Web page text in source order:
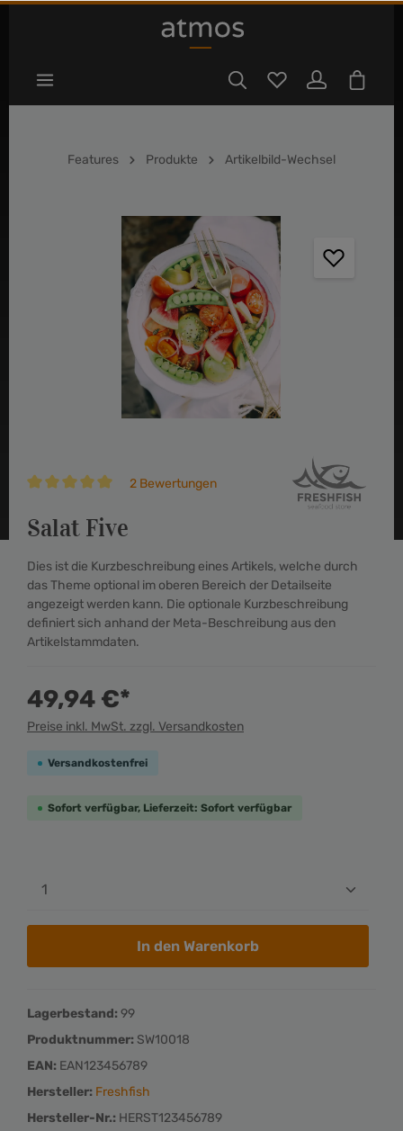
Features Produkte Artikelbild-Wechsel
Durchschnittliche Bewertung von 5 von 5 Sternen
2 Bewertungen
Salat Five
Dies ist die Kurzbeschreibung eines Artikels, welche durch
das Theme optional im oberen Bereich der Detailseite
angezeigt werden kann. Die optionale Kurzbeschreibung
definiert sich anhand der Meta-Beschreibung aus den
Artikelstammdaten.
49,94 €*
Preise inkl. MwSt. zzgl. Versandkosten
Versandkostenfrei
Sofort verfügbar, Lieferzeit: Sofort verfügbar
In den Warenkorb
Lagerbestand: 99
Produktnummer: SW10018
EAN: EAN123456789
Hersteller: Freshfish
Hersteller-Nr.: HERST123456789